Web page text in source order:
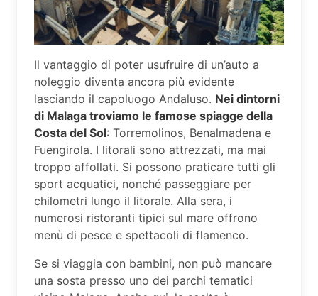
Il vantaggio di poter usufruire di un’auto a
noleggio diventa ancora più evidente
lasciando il capoluogo Andaluso. Nei dintorni
di Malaga troviamo le famose spiagge della
Costa del Sol: Torremolinos, Benalmadena e
Fuengirola. I litorali sono attrezzati, ma mai
troppo affollati. Si possono praticare tutti gli
sport acquatici, nonché passeggiare per
chilometri lungo il litorale. Alla sera, i
numerosi ristoranti tipici sul mare offrono
menù di pesce e spettacoli di flamenco.
Se si viaggia con bambini, non può mancare
una sosta presso uno dei parchi tematici